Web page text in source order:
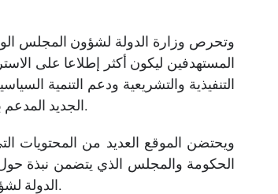
وتحرص وزارة الدولة لشؤون المجلس
المستهدفين ليكون أكثر إطلاعا على
التنفيذية والتشريعية ودعم التنمية
الجديد المدعم بأحدث التقنيات وأدوات التواصل المتطورة لتحقيق هذا التوجه الإستراتيجي.
ويحتضن الموقع العديد من المحتويات
الحكومة والمجلس الذي يتضمن نبذة
الدولة لشؤون المجلس الوطني الاتحادي، والحكومة في جلسات المجلس، والدستور.